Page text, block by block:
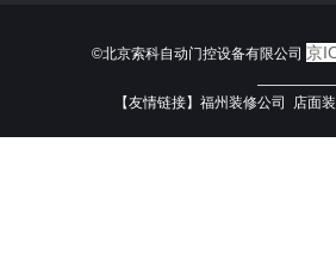
©北京索科自动门控设备有限公司 京
【友情链接】 福州装修公司 店面